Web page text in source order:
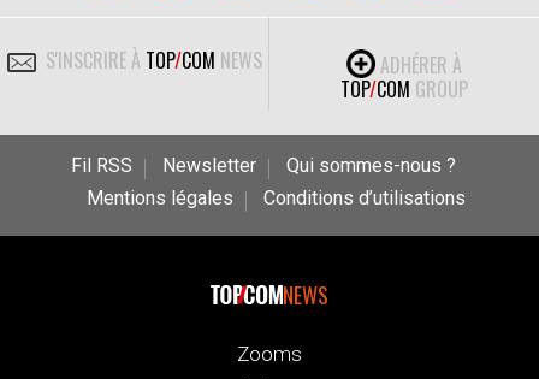
S'INSCRIRE À TOP/COM NEWS
ADHÉRER À
TOP/COM GROUP
Fil RSS Newsletter
Qui sommes-nous ?
Mentions légales
Conditions d’utilisations
NEWS
Zooms